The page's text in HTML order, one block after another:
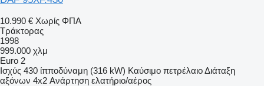
10.990 € Χωρίς ΦΠΑ
Τράκτορας
1998
999.000 χλμ
Euro 2
Ισχύς 430 ίπποδύναμη (316 kW) Καύσιμο πετρέλαιοΔιάταξη
αξόνων 4x2 Ανάρτηση ελατήριο/αέρος